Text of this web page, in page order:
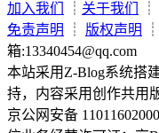
加入我们 ┊ 关于我们 ┊
免责声明
┊ 版权声明 ┊
箱:13340454@qq.com
本站采用Z-Blog系统搭
持，内容采用创作共用
京公网安备